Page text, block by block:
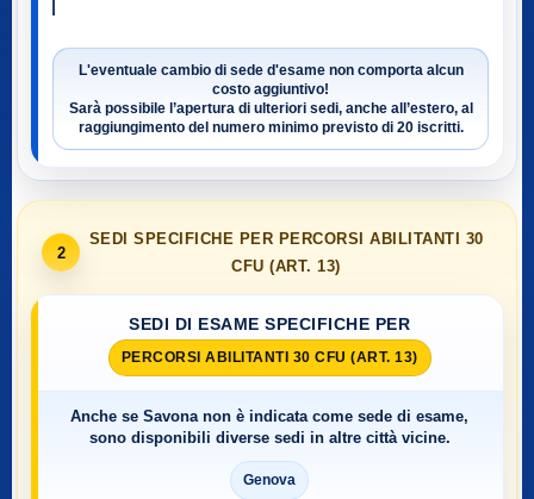
L'eventuale cambio di sede d'esame non comporta alcun
costo aggiuntivo!
Sarà possibile l’apertura di ulteriori sedi, anche all’estero, al
raggiungimento del numero minimo previsto di 20 iscritti.
2
SEDI SPECIFICHE PER PERCORSI ABILITANTI 30
CFU (ART. 13)
SEDI DI ESAME SPECIFICHE PER
PERCORSI ABILITANTI 30 CFU (ART. 13)
Anche se Savonanon è indicata come sede di esame,
sono disponibili diverse sedi in altre città vicine.
Genova